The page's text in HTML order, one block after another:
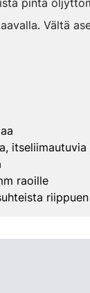
pinta
Vältä
itseliimautuvia
raoille